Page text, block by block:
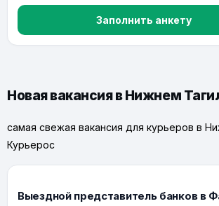
Заполнить анкету
Новая вакансия в Нижнем
самая свежая вакансия для курьеров в
Курьерос
Выездной представитель банков в